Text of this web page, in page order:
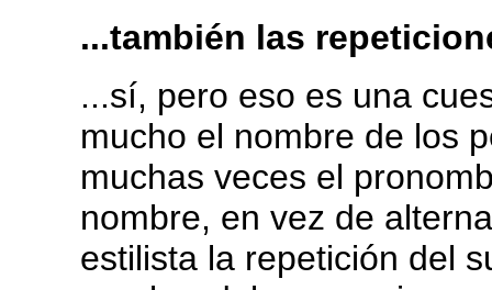
...también las
...sí, pero eso es una
mucho el nombre de los
muchas veces el
nombre, en vez de
estilista la repetición del